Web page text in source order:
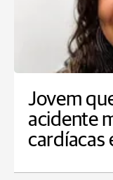
Jovem
acidente
cardíacas